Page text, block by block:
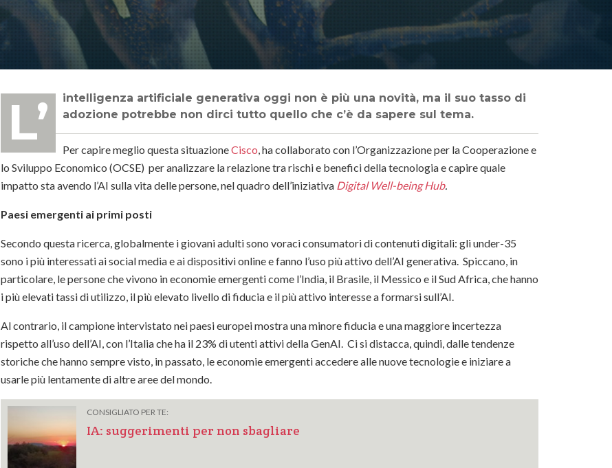
L’intelligenza artificiale generativa oggi non è più una novità, ma il suo tasso di adozione potrebbe non dirci tutto quello che c’è da sapere sul tema.
Per capire meglio questa situazioneCisco , ha collaborato con l’Organizzazione per la Cooperazione e
lo Sviluppo Economico (OCSE) per analizzare la relazione tra rischi e benefici della tecnologia e capire quale
impatto sta avendo l’AI sulla vita delle persone, nel quadro dell’iniziativa Digital Well-being Hub.
Paesi emergenti ai primi posti
Secondo questa ricerca, globalmente i giovani adulti sono voraci consumatori di contenuti digitali: gli under-35
sono i più interessati ai social media e ai dispositivi online e fanno l’uso più attivo dell’AI generativa. Spiccano, in
particolare, le persone che vivono in economie emergenti come l’India, il Brasile, il Messico e il Sud Africa, che hanno
i più elevati tassi di utilizzo, il più elevato livello di fiducia e il più attivo interesse a formarsi sull’AI.
Al contrario, il campione intervistato nei paesi europei mostra una minore fiducia e una maggiore incertezza
rispetto all’uso dell’AI, con l’Italia che ha il 23% di utenti attivi della GenAI. Ci si distacca, quindi, dalle tendenze
storiche che hanno sempre visto, in passato, le economie emergenti accedere alle nuove tecnologie e iniziare a
usarle più lentamente di altre aree del mondo.
CONSIGLIATO PER TE:
IA: suggerimenti per non sbagliare